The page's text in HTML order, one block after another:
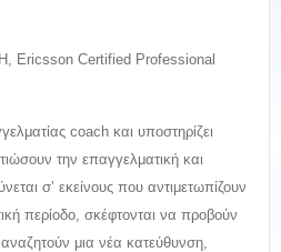
Ericsson Certified Professional
coach και υποστηρίζει
την επαγγελματική και
σ’ εκείνους που αντιμετωπίζουν
περίοδο, σκέφτονται να προβούν
μια νέα κατεύθυνση,